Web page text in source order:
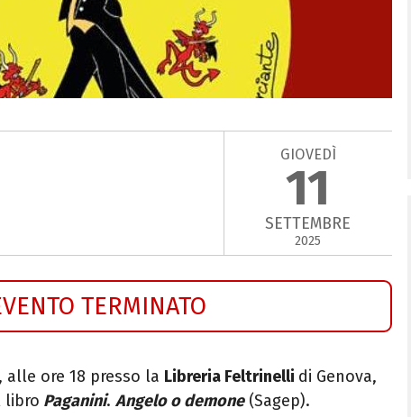
GIOVEDÌ
11
SETTEMBRE
2025
TERMINATO
alle ore 18 presso la Libreria Feltrinelli di Genova,
libro Paganini. Angelo o demone(Sagep).